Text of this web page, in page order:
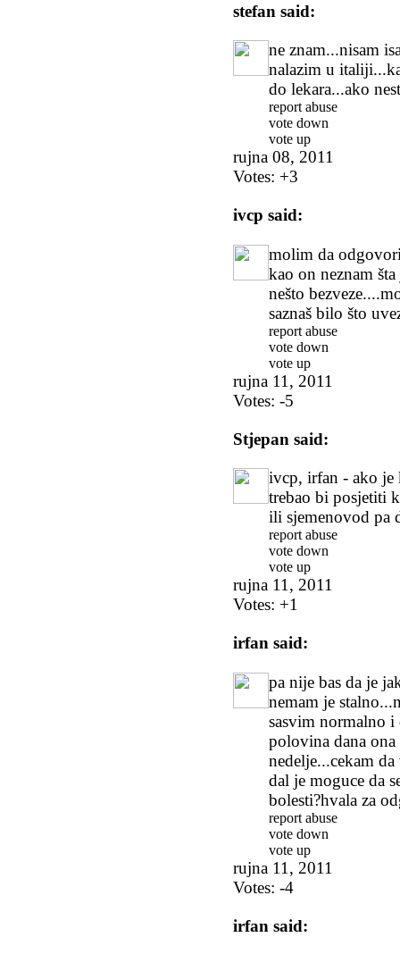
stefan said:
ne znam...nisam
nalazim u
do lekara...ako
report abuse
vote down
vote up
rujna 08, 2011
Votes: +3
ivcp said:
molim da
kao on neznam
nešto
saznaš bilo što
report abuse
vote down
vote up
rujna 11, 2011
Votes: -5
Stjepan said:
ivcp, irfan - ako je
trebao bi posjetiti
ili sjemenovod pa
report abuse
vote down
vote up
rujna 11, 2011
Votes: +1
irfan said:
pa nije bas da je
nemam je
sasvim normalno i
polovina dana
nedelje...cekam
dal je moguce da
bolesti?hvala za
report abuse
vote down
vote up
rujna 11, 2011
Votes: -4
irfan said: